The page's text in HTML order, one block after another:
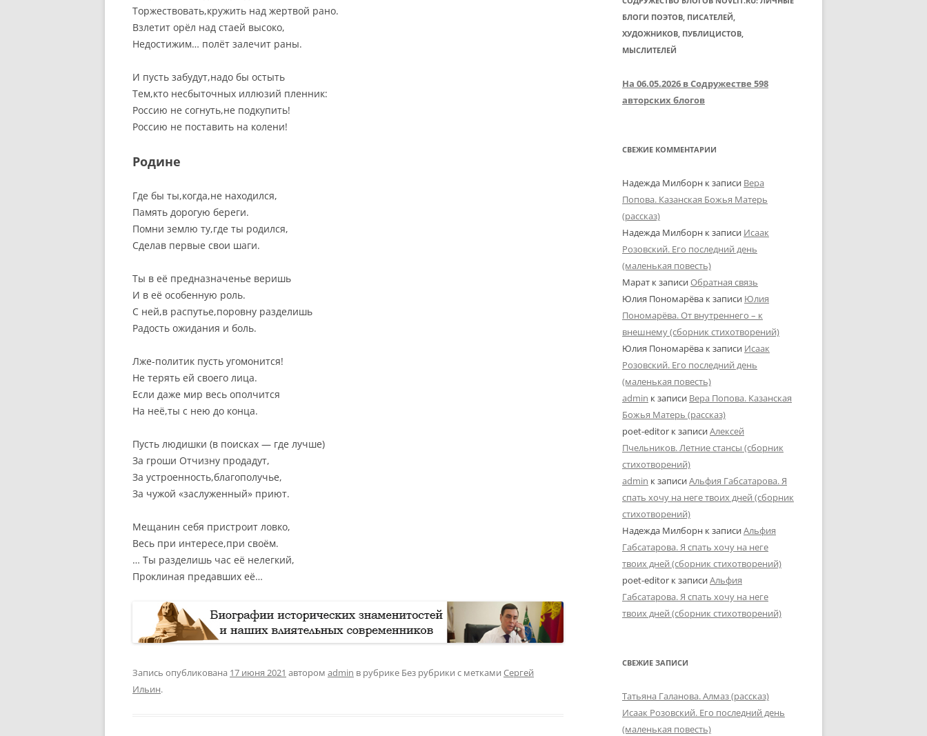
Торжествовать,кружить над жертвой рано.
Взлетит орёл над стаей высоко,
Недостижим… полёт залечит раны.
И пусть забудут,надо бы остыть
Тем,кто несбыточных иллюзий пленник:
Россию не согнуть,не подкупить!
Россию не поставить на колени!
Родине
Где бы ты,когда,не находился,
Память дорогую береги.
Помни землю ту,где ты родился,
Сделав первые свои шаги.
Ты в её предназначенье веришь
И в её особенную роль.
С ней,в распутье,поровну разделишь
Радость ожидания и боль.
Лже-политик пусть угомонится!
Не терять ей своего лица.
Если даже мир весь ополчится
На неё,ты с нею до конца.
Пусть людишки (в поисках — где лучше)
За гроши Отчизну продадут,
За устроенность,благополучье,
За чужой «заслуженный» приют.
Мещанин себя пристроит ловко,
Весь при интересе,при своём.
… Ты разделишь час её нелегкий,
Проклиная предавших её…
Запись опубликована 17 июня 2021 автором admin в рубрике Без рубрики с метками Сергей
Ильин.
БЛОГИ ПОЭТОВ, ПИСАТЕЛЕЙ,
ХУДОЖНИКОВ, ПУБЛИЦИСТОВ,
МЫСЛИТЕЛЕЙ
На 06.05.2026 в Содружестве 598
авторских блогов
СВЕЖИЕ КОММЕНТАРИИ
Надежда Милборн к записи Вера
Попова. Казанская Божья Матерь
(рассказ)
Надежда Милборн к записи Исаак
Розовский. Его последний день
(маленькая повесть)
Марат к записиОбратная связь
Юлия Пономарёва к записи Юлия
Пономарёва. От внутреннего – к
внешнему (сборник стихотворений)
Юлия Пономарёва к записи Исаак
Розовский. Его последний день
(маленькая повесть)
admin к записи Вера Попова. Казанская
Божья Матерь (рассказ)
poet-editor к записиАлексей
Пчельников. Летние стансы (сборник
стихотворений)
admin к записиАльфия Габсатарова. Я
спать хочу на неге твоих дней (сборник
стихотворений)
Надежда Милборн к записиАльфия
Габсатарова. Я спать хочу на неге
твоих дней (сборник стихотворений)
poet-editor к записиАльфия
Габсатарова. Я спать хочу на неге
твоих дней (сборник стихотворений)
СВЕЖИЕ ЗАПИСИ
Татьяна Галанова. Алмаз (рассказ)
Исаак Розовский. Его последний день
(маленькая повесть)